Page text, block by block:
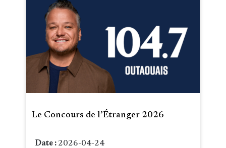
Le Concours de l’Étranger 2026
Date : 2026-04-24